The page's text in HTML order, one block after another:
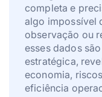
completa e
algo impossível
observação ou
esses dados
estratégica,
economia,
eficiência